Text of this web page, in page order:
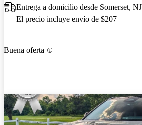
Entrega a domicilio desde Somerset, NJ
El precio incluye envío de $207
Buena oferta